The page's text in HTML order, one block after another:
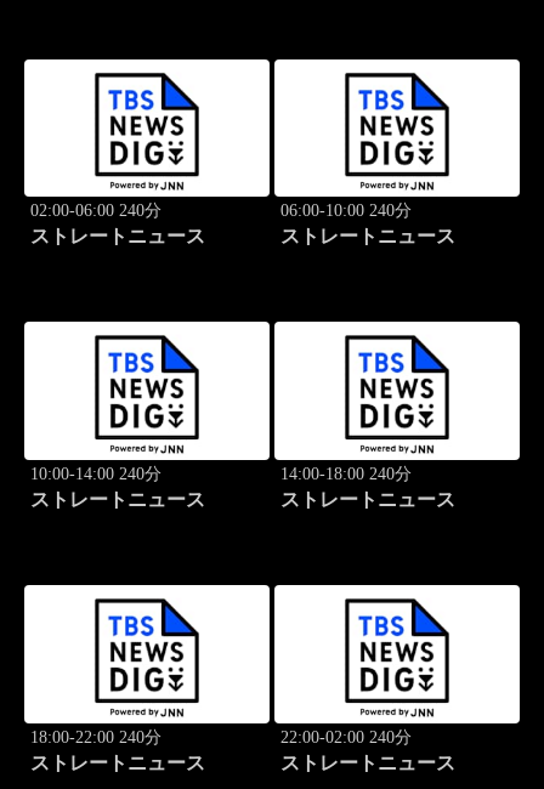
02:00-06:00 240分
ストレートニュース
06:00-10:00 240分
ストレートニュース
10:00-14:00 240分
ストレートニュース
14:00-18:00 240分
ストレートニュース
18:00-22:00 240分
ストレートニュース
22:00-02:00 240分
ストレートニュース